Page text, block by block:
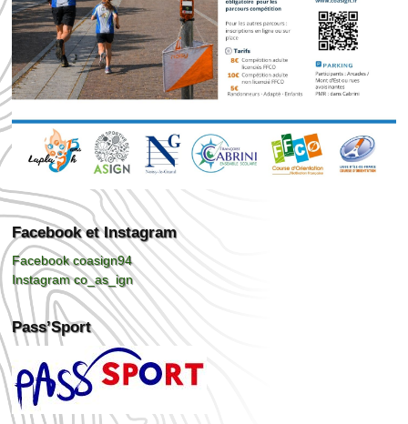
Facebook et Instagram
Facebook coasign94
Instagram co_as_ign
Pass’Sport